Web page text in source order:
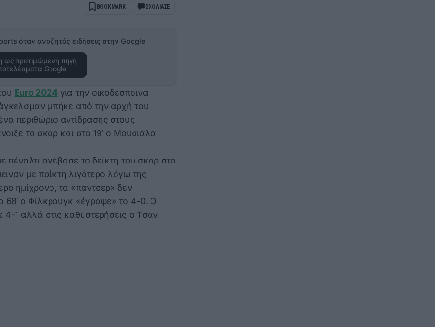
BOOKMARK ΣΧΟΛΙΑΣΕ
όταν αναζητάς ειδήσεις στην Google
ως προτιμώμενη πηγή
Google
Euro 2024για την οικοδέσποινα
μπήκε από την αρχή του
περιθώριο αντίδρασης στους
το σκορ και στο 19’ ο Μουσιάλα
πέναλτι ανέβασε το δείκτη του σκορ στο
με παίκτη λιγότερο λόγω της
ημίχρονο, τα «πάντσερ» δεν
68’ ο Φίλκρουγκ «έγραψε» το 4-0. Ο
4-1 αλλά στις καθυστερήσεις ο Τσαν